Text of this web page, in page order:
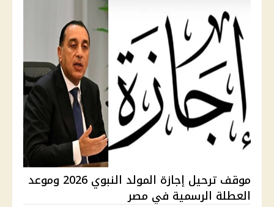
موقف ترحيل إجازة المولد النبوي 2026 وموعد
العطلة الرسمية في مصر